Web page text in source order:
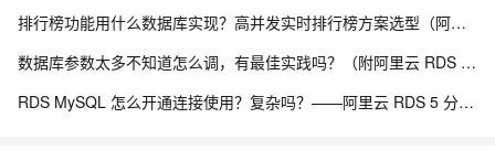
排行榜功能用什么数据库实现？高并发实时排行榜方案选型（阿里云 Tair TairZset 实战）
数据库参数太多不知道怎么调，有最佳实践吗？（附阿里云 RDS 参数模板 + DAS 智能调参方案）
RDS MySQL 怎么开通连接使用？复杂吗？——阿里云 RDS 5 分钟上手全流程